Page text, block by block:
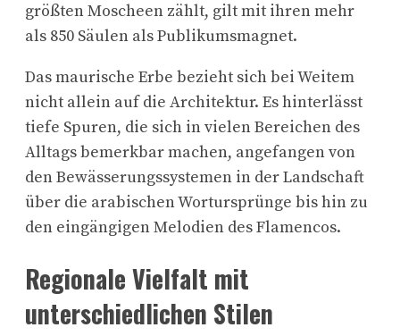
größten Moscheen zählt, gilt mit ihren mehr
als 850 Säulen als Publikumsmagnet.
Das maurische Erbe bezieht sich bei Weitem
nicht allein auf die Architektur. Es hinterlässt
tiefe Spuren, die sich in vielen Bereichen des
Alltags bemerkbar machen, angefangen von
den Bewässerungssystemen in der Landschaft
über die arabischen Wortursprünge bis hin zu
den eingängigen Melodien des Flamencos.
Regionale Vielfalt mit
unterschiedlichen Stilen